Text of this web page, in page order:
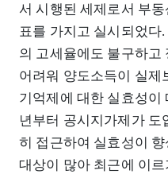
서 시행된 세제로서 부
표를 가지고 실시되었다
의 고세율에도 불구하고
어려워 양도소득이 실제
기억제에 대한 실효성이
년부터 공시지가제가
히 접근하여 실효성이
대상이 많아 최근에 이